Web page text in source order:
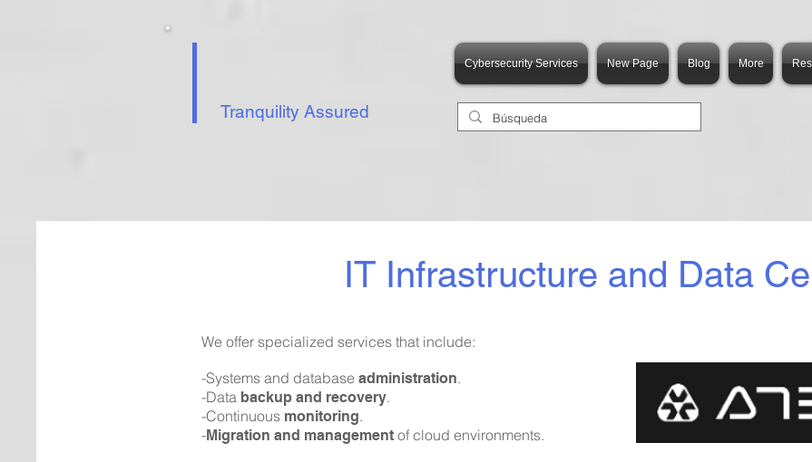
Cybersecurity Services New Page Blog More
Tranquility Assured
IT Infrastructure and Data
We offer specialized services that include:
-Systems and database administration.
-Data backup and recovery.
-Continuous monitoring.
-Migration and management of cloud environments.